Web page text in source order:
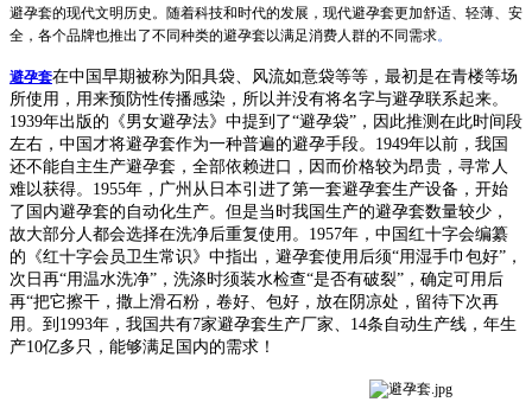
避孕套的现代文明历史。随着科技和时代的发展，现代避孕套更加舒适、轻薄、安
全，各个品牌也推出了不同种类的避孕套以满足消费人群的不同需求。
避孕套在中国早期被称为阳具袋、风流如意袋等等，最初是在青楼等场
所使用，用来预防性传播感染，所以并没有将名字与避孕联系起来。
1939年出版的《男女避孕法》中提到了“避孕袋”，因此推测在此时间段
左右，中国才将避孕套作为一种普遍的避孕手段。1949年以前，我国
还不能自主生产避孕套，全部依赖进口，因而价格较为昂贵，寻常人
难以获得。1955年，广州从日本引进了第一套避孕套生产设备，开始
了国内避孕套的自动化生产。但是当时我国生产的避孕套数量较少，
故大部分人都会选择在洗净后重复使用。1957年，中国红十字会编纂
的《红十字会员卫生常识》中指出，避孕套使用后须“用湿手巾包好”，
次日再“用温水洗净”，洗涤时须装水检查“是否有破裂”，确定可用后
再“把它擦干，撒上滑石粉，卷好、包好，放在阴凉处，留待下次再
用。到1993年，我国共有7家避孕套生产厂家、14条自动生产线，年生
产10亿多只，能够满足国内的需求！